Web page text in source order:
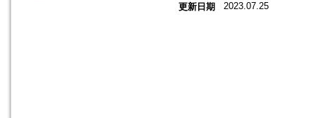
更新日期 2023.07.25